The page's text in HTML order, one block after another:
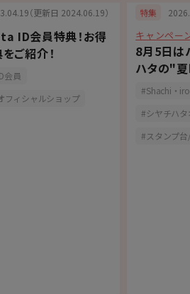
（更新日 2024.06.19）
ID会員特典！お得
ご紹介！
会員
フィシャルショップ
特集
キャンペー
8月5日は
ハタの"
Shachi・iro
シヤチハ
スタンプ